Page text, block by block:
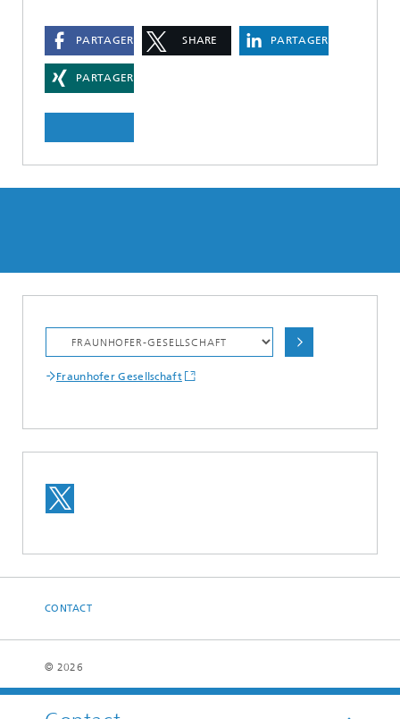
PARTAGER SHARE PARTAGER
PARTAGER
Fraunhofer Gesellschaft
CONTACT
© 2026